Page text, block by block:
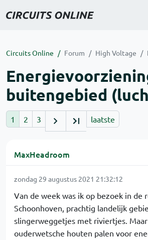
Circuits Online Forum High Voltage
buitengebied
1 2 3 laatste
MaxHeadroom
zondag 29 augustus 2021 21:32:12
Van de week was ik op bezoek in de
Schoonhoven, prachtig landelijk
slingerweggetjes met riviertjes.
ouderwetsche houten palen voor